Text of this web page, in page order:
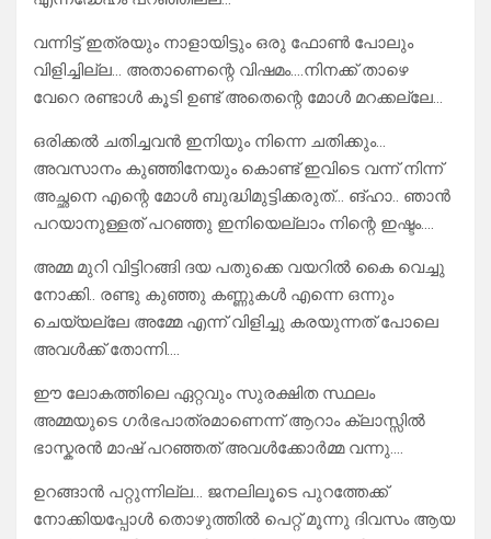
വന്നിട്ട് ഇത്രയും നാളായിട്ടും ഒരു ഫോൺ പോലും
വിളിച്ചില്ല… അതാണെന്റെ വിഷമം….നിനക്ക് താഴെ
വേറെ രണ്ടാൾ കൂടി ഉണ്ട് അതെന്റെ മോൾ മറക്കല്ലേ…
ഒരിക്കൽ ചതിച്ചവൻ ഇനിയും നിന്നെ ചതിക്കും…
അവസാനം കുഞ്ഞിനേയും കൊണ്ട് ഇവിടെ വന്ന് നിന്ന്
അച്ഛനെ എന്റെ മോൾ ബുദ്ധിമുട്ടിക്കരുത്… ങ്ഹാ.. ഞാൻ
പറയാനുള്ളത് പറഞ്ഞു ഇനിയെല്ലാം നിന്റെ ഇഷ്ടം….
അമ്മ മുറി വിട്ടിറങ്ങി ദയ പതുക്കെ വയറിൽ കൈ വെച്ചു
നോക്കി.. രണ്ടു കുഞ്ഞു കണ്ണുകൾ എന്നെ ഒന്നും
ചെയ്യല്ലേ അമ്മേ എന്ന് വിളിച്ചു കരയുന്നത് പോലെ
അവൾക്ക് തോന്നി….
ഈ ലോകത്തിലെ ഏറ്റവും സുരക്ഷിത സ്ഥലം
അമ്മയുടെ ഗർഭപാത്രമാണെന്ന് ആറാം ക്ലാസ്സിൽ
ഭാസ്കരൻ മാഷ് പറഞ്ഞത് അവൾക്കോർമ്മ വന്നു….
ഉറങ്ങാൻ പറ്റുന്നില്ല… ജനലിലൂടെ പുറത്തേക്ക്
നോക്കിയപ്പോൾ തൊഴുത്തിൽ പെറ്റ് മൂന്നു ദിവസം ആയ